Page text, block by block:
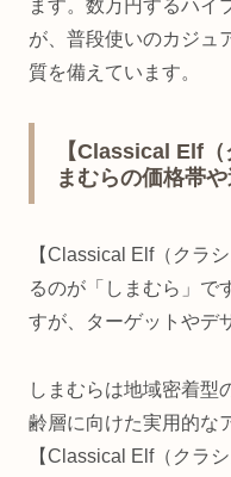
ます。数万円するハイ
が、普段使いのカジュ
質を備えています。
【Classical Elf
まむらの価格帯
【Classical Elf（クラ
るのが「しまむら」で
すが、ターゲットやデ
しまむらは地域密着型
齢層に向けた実用的な
【Classical Elf（クラ